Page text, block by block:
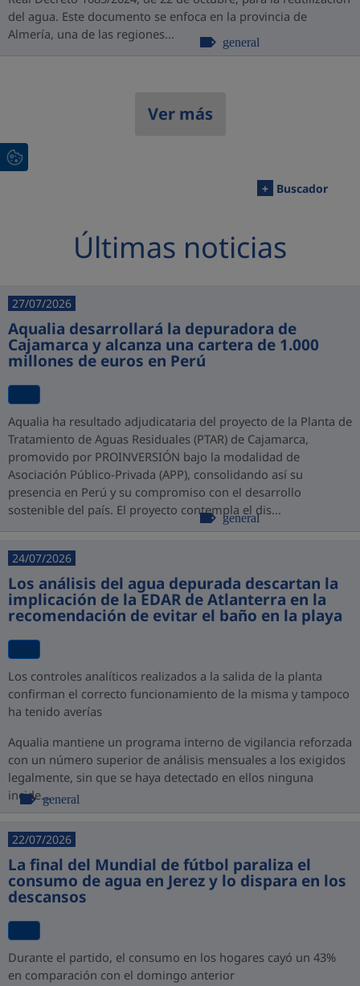
del agua. Este documento se enfoca en la provincia de
Almería, una de las regiones...
general
Ver más
+ Buscador
Últimas noticias
27/07/2026
Aqualia desarrollará la depuradora de
Cajamarca y alcanza una cartera de 1.000
millones de euros en Perú
Aqualia ha resultado adjudicataria del proyecto de la Planta de
Tratamiento de Aguas Residuales (PTAR) de Cajamarca,
promovido por PROINVERSIÓN bajo la modalidad de
Asociación Público-Privada (APP), consolidando así su
presencia en Perú y su compromiso con el desarrollo
sostenible del país. El proyecto contempla el dis...
general
24/07/2026
Los análisis del agua depurada descartan la
implicación de la EDAR de Atlanterra en la
recomendación de evitar el baño en la playa
Los controles analíticos realizados a la salida de la planta
confirman el correcto funcionamiento de la misma y tampoco
ha tenido averías
Aqualia mantiene un programa interno de vigilancia reforzada
con un número superior de análisis mensuales a los exigidos
legalmente, sin que se haya detectado en ellos ninguna
incide...general
22/07/2026
La final del Mundial de fútbol paraliza el
consumo de agua en Jerez y lo dispara en los
descansos
Durante el partido, el consumo en los hogares cayó un 43%
en comparación con el domingo anterior